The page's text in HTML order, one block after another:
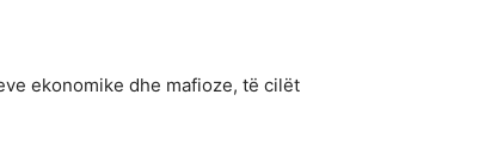
ekonomike dhe mafioze, të cilët